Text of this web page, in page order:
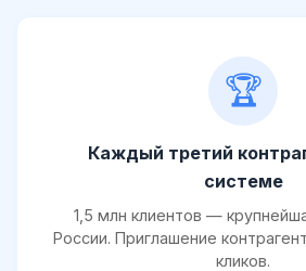
🏆
Каждый третий
системе
1,5 млн клиентов —
России. Приглашение
кликов.